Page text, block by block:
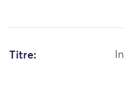
Titre: